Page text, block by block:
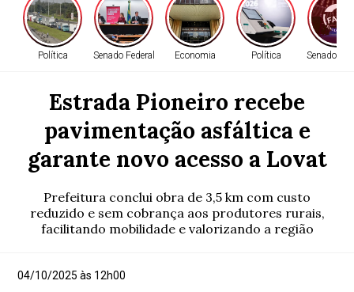
Política Senado Federal Economia Política Senado
Estrada Pioneiro recebe
pavimentação asfáltica e
garante novo acesso a Lovat
Prefeitura conclui obra de 3,5 km com custo
reduzido e sem cobrança aos produtores rurais,
facilitando mobilidade e valorizando a região
04/10/2025 às 12h00